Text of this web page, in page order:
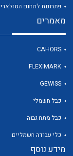
פתרונות לתחום הסולארי
מאמרים
CAHORS
FLEXIMARK
GEWISS
כבל חשמלי
כבל מתח גבוה
כלי עבודה חשמליים
מידע נוסף